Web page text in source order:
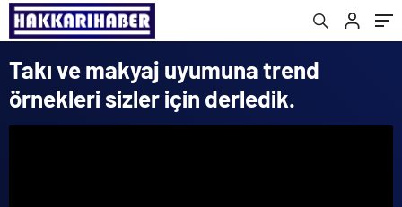
Takı ve makyaj uyumuna trend
örnekleri sizler için derledik.